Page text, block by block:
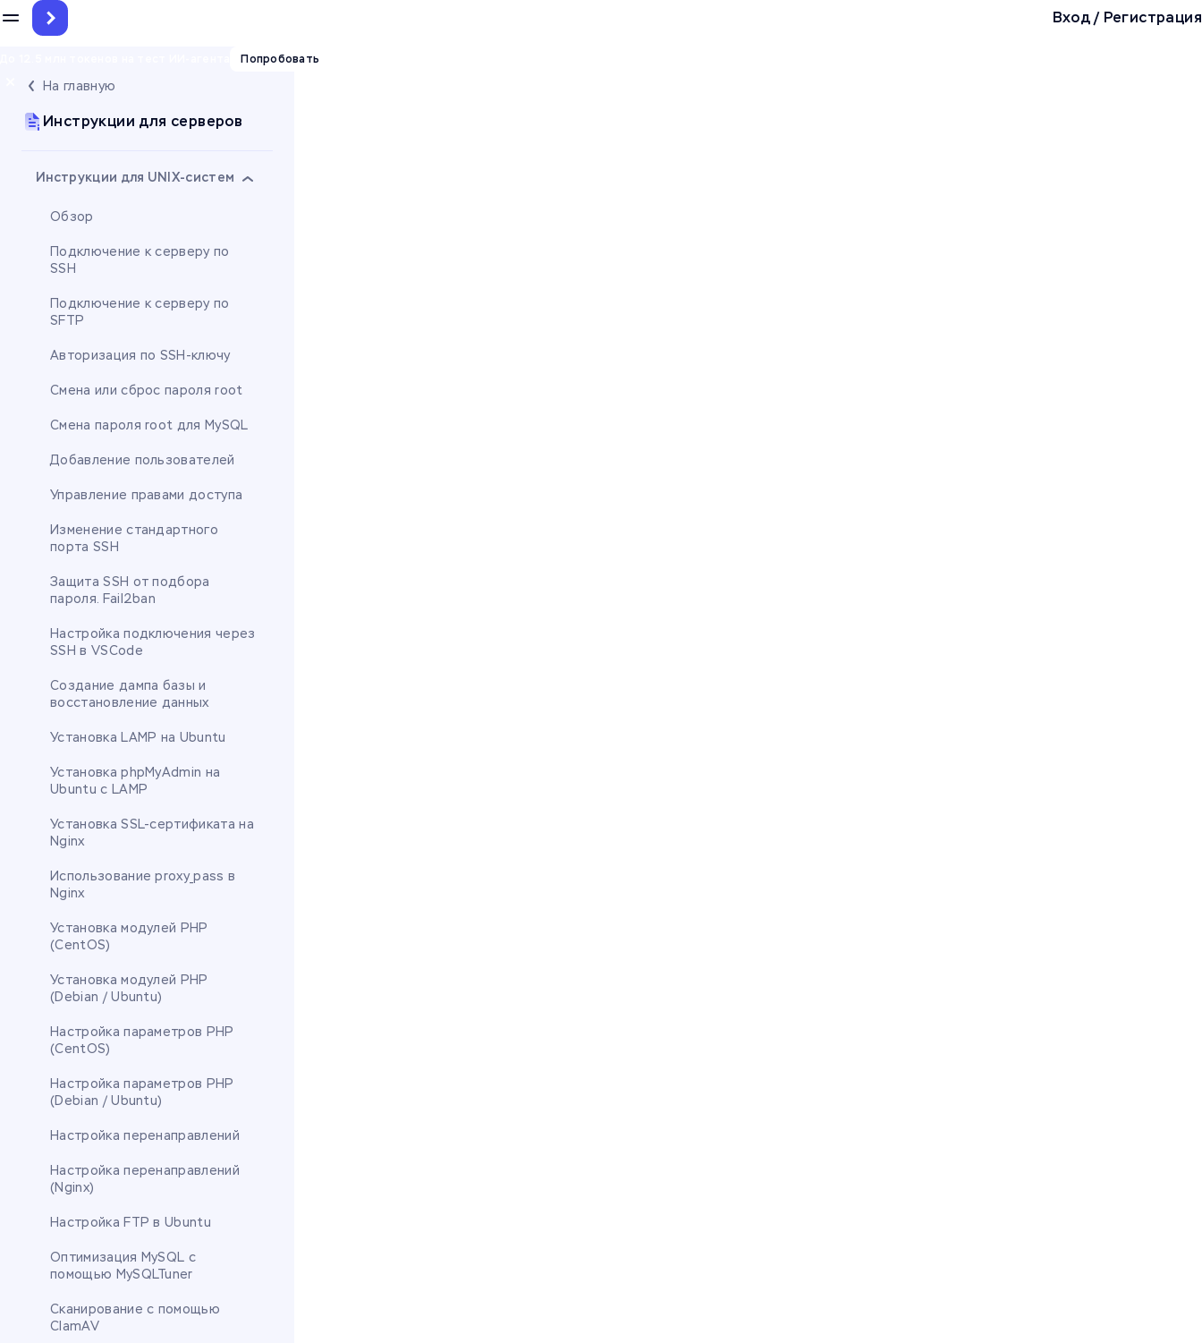
Попробовать
Вход/ Регистрация
На главную
Инструкции для серверов
Инструкции для UNIX-систем
Обзор
Подключение к серверу по
SSH
Подключение к серверу по
SFTP
Авторизация по SSH-ключу
Смена или сброс пароля root
Смена пароля root для MySQL
Добавление пользователей
Управление правами доступа
Изменение стандартного
порта SSH
Защита SSH от подбора
пароля. Fail2ban
Настройка подключения через
SSH в VSCode
Создание дампа базы и
восстановление данных
Установка LAMP на Ubuntu
Установка phpMyAdmin на
Ubuntu с LAMP
Установка SSL-сертификата на
Nginx
Использование proxy_pass в
Nginx
Установка модулей PHP
(CentOS)
Установка модулей PHP
(Debian / Ubuntu)
Настройка параметров PHP
(CentOS)
Настройка параметров PHP
(Debian / Ubuntu)
Настройка перенаправлений
Настройка перенаправлений
(Nginx)
Настройка FTP в Ubuntu
Оптимизация MySQL с
помощью MySQLTuner
Сканирование с помощью
ClamAV